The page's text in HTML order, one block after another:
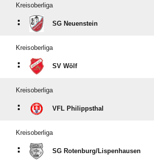
Kreisoberliga
: SG Neuenstein
Kreisoberliga
: SV Wölf
Kreisoberliga
: VFL Philippsthal
Kreisoberliga
: SG Rotenburg/​Lispenhausen